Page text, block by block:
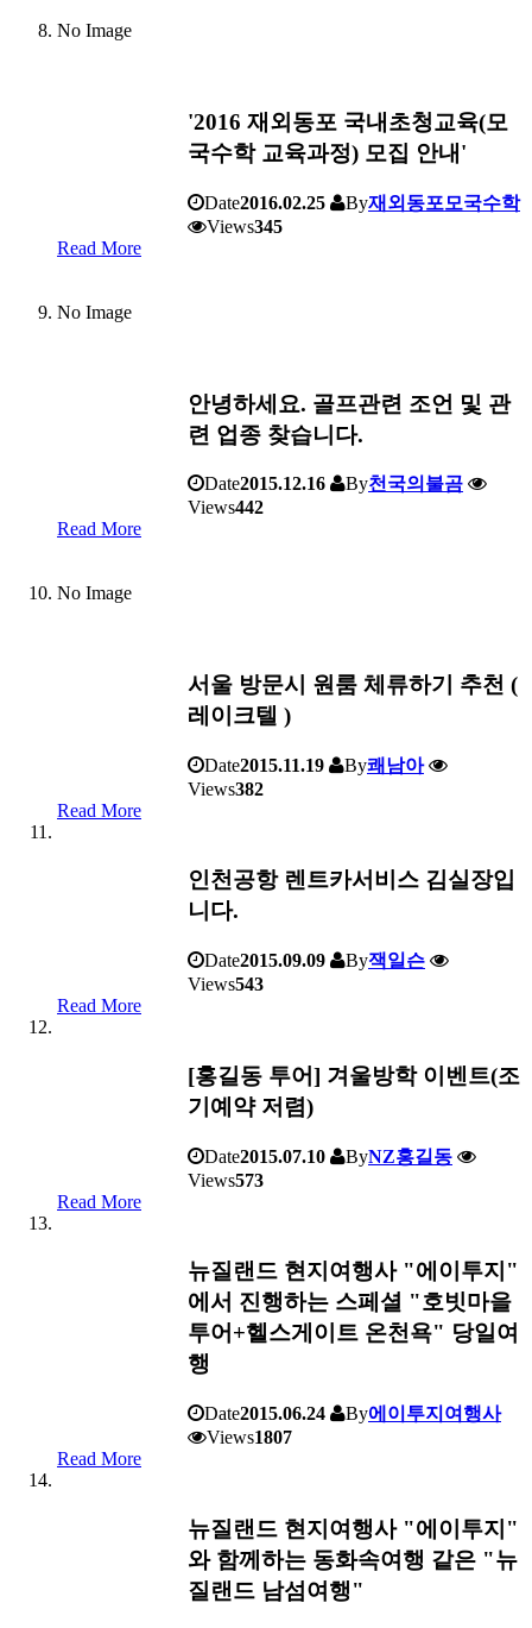
No Image
'2016 재외동포 국내초청교육(모
국수학 교육과정) 모집 안내'
Date2016.02.25 By재외동포모국수학
Views345
Read More
No Image
안녕하세요. 골프관련 조언 및 관
련 업종 찾습니다.
Date2015.12.16 By천국의불곰
Views442
Read More
No Image
서울 방문시 원룸 체류하기 추천 (
레이크텔 )
Date2015.11.19 By쾌남아
Views382
Read More
인천공항 렌트카서비스 김실장입
니다.
Date2015.09.09 By잭일슨
Views543
Read More
[홍길동 투어] 겨울방학 이벤트(조
기예약 저렴)
Date2015.07.10 ByNZ홍길동
Views573
Read More
뉴질랜드 현지여행사 "에이투지"
에서 진행하는 스페셜 "호빗마을
투어+헬스게이트 온천욕" 당일여
행
Date2015.06.24 By에이투지여행사
Views1807
Read More
뉴질랜드 현지여행사 "에이투지"
와 함께하는 동화속여행 같은 "뉴
질랜드 남섬여행"